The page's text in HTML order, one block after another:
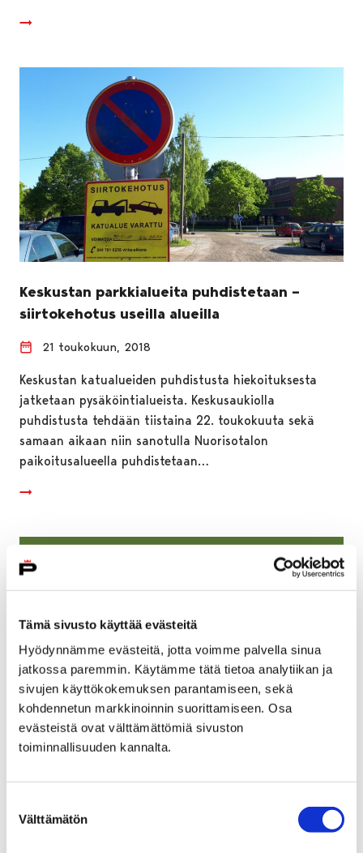
Tämä sivusto käyttää evästeitä
Hyödynnämme evästeitä, jotta voimme palvella sinua
jatkossa paremmin. Käytämme tätä tietoa analytiikan ja
sivujen käyttökokemuksen parantamiseen, sekä
kohdennetun markkinoinnin suorittamiseen. Osa
evästeistä ovat välttämättömiä sivuston
toiminnallisuuden kannalta.
valinta
Välttämätön
Keskustan parkkialueita puhdistetaan –
siirtokehotus useilla alueilla
21 toukokuun, 2018
Keskustan katualueiden puhdistusta hiekoituksesta
jatketaan pysäköintialueista. Keskusaukiolla
puhdistusta tehdään tiistaina 22. toukokuuta sekä
samaan aikaan niin sanotulla Nuorisotalon
paikoitusalueella puhdistetaan…
Lauantaina 26. toukokuuta retkeillään yhdellä Suomen